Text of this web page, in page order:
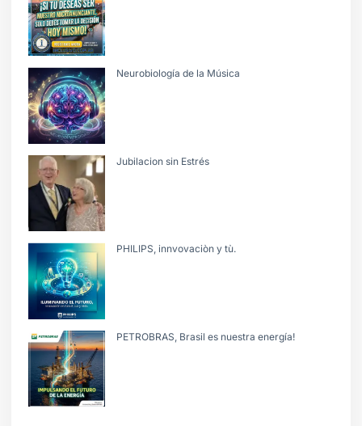
Neurobiología de la Música
Jubilacion sin Estrés
PHILIPS, innvovaciòn y tù.
PETROBRAS, Brasil es nuestra energía!